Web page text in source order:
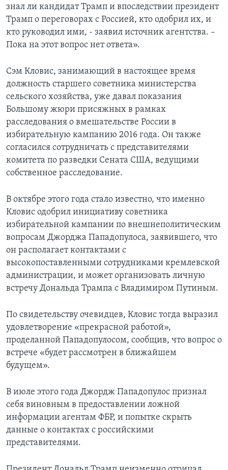
знал ли кандидат Трамп и впоследствии президент
Трамп о переговорах с Россией, кто одобрил их, и
кто руководил ими, - заявил источник агентства. –
Пока на этот вопрос нет ответа».
Сэм Кловис, занимающий в настоящее время
должность старшего советника министерства
сельского хозяйства, уже давал показания
Большому жюри присяжных в рамках
расследования о вмешательстве России в
избирательную кампанию 2016 года. Он также
согласился сотрудничать с представителями
комитета по разведки Сената США, ведущими
собственное расследование.
В октябре этого года стало известно, что именно
Кловис одобрил инициативу советника
избирательной кампании по внешнеполитическим
вопросам Джорджа Пападопулоса, заявившего, что
он располагает контактами с
высокопоставленными сотрудниками кремлевской
администрации, и может организовать личную
встречу Дональда Трампа с Владимиром Путиным.
По свидетельству очевидцев, Кловис тогда выразил
удовлетворение «прекрасной работой»,
проделанной Пападопулосом, сообщив, что вопрос о
встрече «будет рассмотрен в ближайшем
будущем».
В июле этого года Джордж Пападопулос признал
себя виновным в предоставлении ложной
информации агентам ФБР, и попытке скрыть
данные о контактах с российскими
представителями.